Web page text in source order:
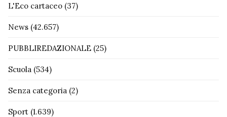
L'Eco cartaceo (37)
News (42.657)
PUBBLIREDAZIONALE (25)
Scuola (534)
Senza categoria (2)
Sport (1.639)